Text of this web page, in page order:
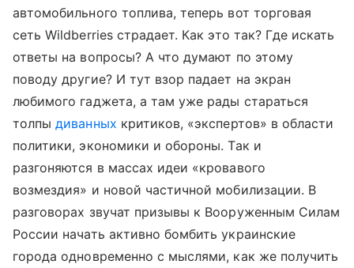
автомобильного топлива, теперь вот торговая
сеть Wildberries страдает. Как это так? Где искать
ответы на вопросы? А что думают по этому
поводу другие? И тут взор падает на экран
любимого гаджета, а там уже рады стараться
толпыдиванных критиков, «экспертов» в области
политики, экономики и обороны. Так и
разгоняются в массах идеи «кровавого
возмездия» и новой частичной мобилизации. В
разговорах звучат призывы к Вооруженным Силам
России начать активно бомбить украинские
города одновременно с мыслями, как же получить